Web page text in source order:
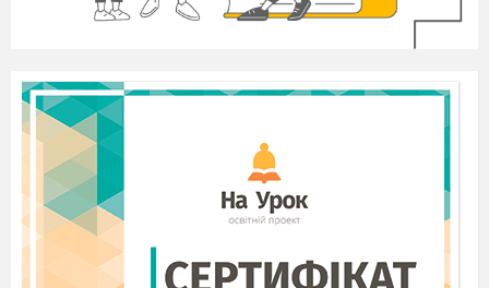
2.
Національний природний парк «Святі
Гори»
3.
Регіональний ландшафтний парк
«Краматорський»
Використані джерела